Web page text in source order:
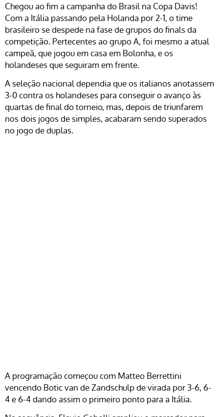
Chegou ao fim a campanha do Brasil na Copa Davis!
Com a Itália passando pela Holanda por 2-1, o time
brasileiro se despede na fase de grupos do finals da
competição. Pertecentes ao grupo A, foi mesmo a atual
campeã, que jogou em casa em Bolonha, e os
holandeses que seguiram em frente.
A seleção nacional dependia que os italianos anotassem
3-0 contra os holandeses para conseguir o avanço às
quartas de final do torneio, mas, depois de triunfarem
nos dois jogos de simples, acabaram sendo superados
no jogo de duplas.
A programação começou com Matteo Berrettini
vencendo Botic van de Zandschulp de virada por 3-6, 6-
4 e 6-4 dando assim o primeiro ponto para a Itália.